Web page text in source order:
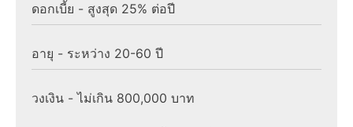
ดอกเบี้ย - สูงสุด 25% ต่อปี
อายุ - ระหว่าง 20-60 ปี
วงเงิน - ไม่เกิน 800,000 บาท